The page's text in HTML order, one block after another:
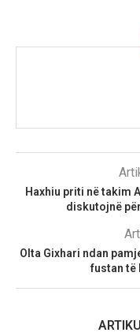
Haxhiu priti në takim
diskutojnë
Olta Gixhari ndan
fustan të